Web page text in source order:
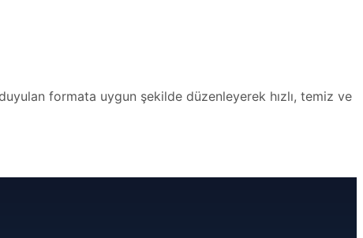
formata uygun şekilde düzenleyerek hızlı, temiz ve